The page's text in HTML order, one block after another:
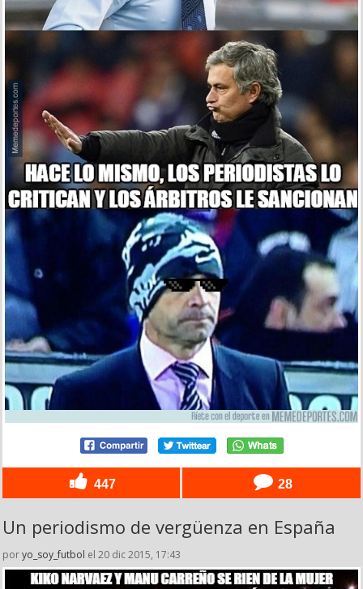
447 28
Un periodismo de vergüenza en España
poryo_soy_futbol el 20 dic 2015, 17:43